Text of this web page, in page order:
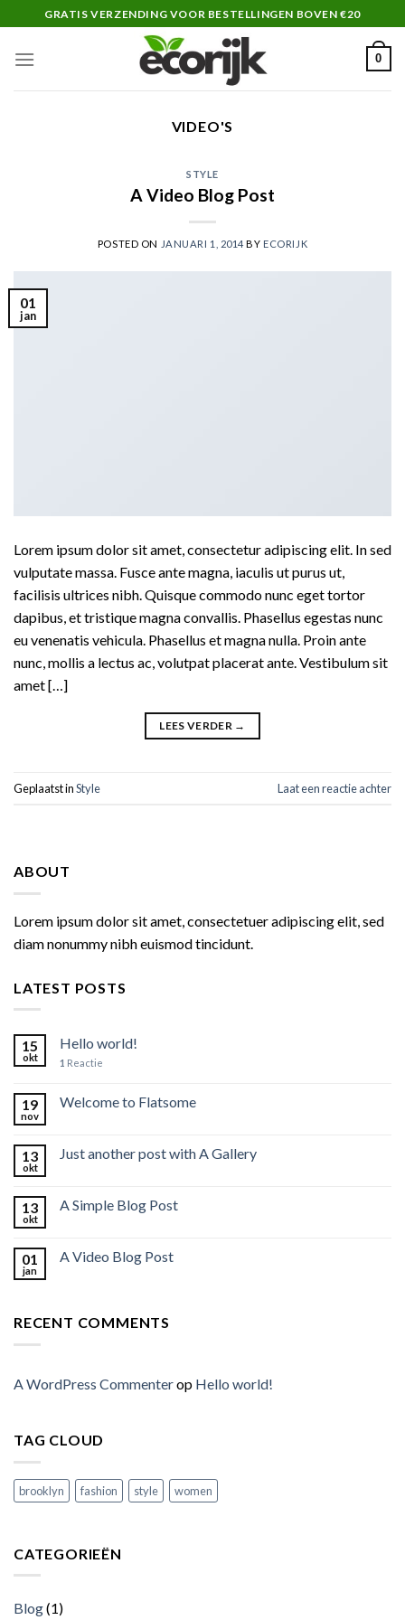
to
content
GRATIS VERZENDING VOOR BESTELLINGEN BOVEN €20
0
VIDEO'S
STYLE
A Video Blog Post
POSTED ON JANUARI 1, 2014 BY ECORIJK
01
jan
Lorem ipsum dolor sit amet, consectetur adipiscing elit. In sed
vulputate massa. Fusce ante magna, iaculis ut purus ut,
facilisis ultrices nibh. Quisque commodo nunc eget tortor
dapibus, et tristique magna convallis. Phasellus egestas nunc
eu venenatis vehicula. Phasellus et magna nulla. Proin ante
nunc, mollis a lectus ac, volutpat placerat ante. Vestibulum sit
amet […]
LEES VERDER →
Geplaatst inStyle Laat een reactie achter
ABOUT
Lorem ipsum dolor sit amet, consectetuer adipiscing elit, sed
diam nonummy nibh euismod tincidunt.
LATEST POSTS
15
okt
Hello world!
1 Reactie
19
nov
Welcome to Flatsome
13
okt
Just another post with A Gallery
13
okt
A Simple Blog Post
01
jan
A Video Blog Post
RECENT COMMENTS
A WordPress Commenterop Hello world!
TAG CLOUD
brooklyn fashion style women
CATEGORIEËN
Blog(1)